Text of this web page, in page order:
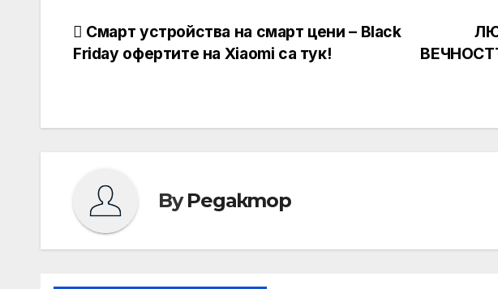
Навигация
Смарт устройства на смарт цени – Black
Friday офертите на Xiaomi са тук!
ByРедактор